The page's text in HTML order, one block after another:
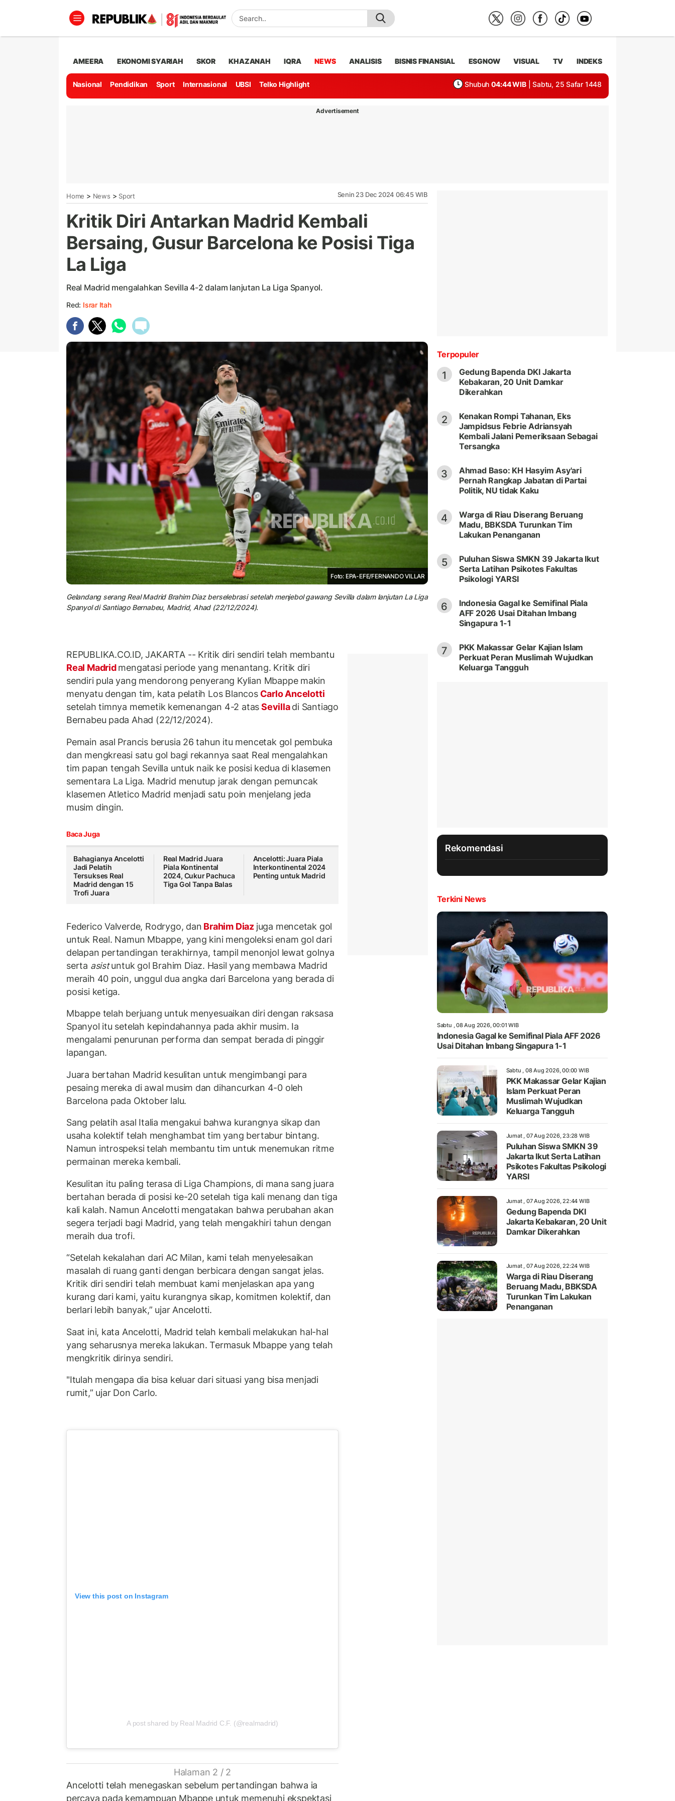
AMEERA EKONOMI SYARIAH SKOR KHAZANAH IQRA NEWS ANALISIS BISNIS FINANSIAL ESGNOW VISUAL TV INDEKS
Nasional Pendidikan Sport Internasional UBSI Telko Highlight Shubuh 04:44 WIB | Sabtu, 25 Safar 1448
Advertisement
Home > News > Sport Senin 23 Dec 2024 06:45 WIB
Kritik Diri Antarkan Madrid Kembali
Bersaing, Gusur Barcelona ke Posisi Tiga
La Liga
Real Madrid mengalahkan Sevilla 4-2 dalam lanjutan La Liga Spanyol.
Red: Israr Itah
Foto: EPA-EFE/FERNANDO VILLAR
Gelandang serang Real Madrid Brahim Diaz berselebrasi setelah menjebol gawang Sevilla dalam lanjutan La Liga
Spanyol di Santiago Bernabeu, Madrid, Ahad (22/12/2024).
REPUBLIKA.CO.ID, JAKARTA -- Kritik diri sendiri telah membantu
Real Madridmengatasi periode yang menantang. Kritik diri
sendiri pula yang mendorong penyerang Kylian Mbappe makin
menyatu dengan tim, kata pelatih Los BlancosCarlo Ancelotti
setelah timnya memetik kemenangan 4-2 atasSevilladi Santiago
Bernabeu pada Ahad (22/12/2024).
Pemain asal Prancis berusia 26 tahun itu mencetak gol pembuka
dan mengkreasi satu gol bagi rekannya saat Real mengalahkan
tim papan tengah Sevilla untuk naik ke posisi kedua di klasemen
sementara La Liga. Madrid menutup jarak dengan pemuncak
klasemen Atletico Madrid menjadi satu poin menjelang jeda
musim dingin.
Baca Juga
Bahagianya Ancelotti
Jadi Pelatih
Tersukses Real
Madrid dengan 15
Trofi Juara
Real Madrid Juara
Piala Kontinental
2024, Cukur Pachuca
Tiga Gol Tanpa Balas
Ancelotti: Juara Piala
Interkontinental 2024
Penting untuk Madrid
Federico Valverde, Rodrygo, dan Brahim Diaz juga mencetak gol
untuk Real. Namun Mbappe, yang kini mengoleksi enam gol dari
delapan pertandingan terakhirnya, tampil menonjol lewat golnya
serta asistuntuk gol Brahim Diaz. Hasil yang membawa Madrid
meraih 40 poin, unggul dua angka dari Barcelona yang berada di
posisi ketiga.
Mbappe telah berjuang untuk menyesuaikan diri dengan raksasa
Spanyol itu setelah kepindahannya pada akhir musim. Ia
mengalami penurunan performa dan sempat berada di pinggir
lapangan.
Juara bertahan Madrid kesulitan untuk mengimbangi para
pesaing mereka di awal musim dan dihancurkan 4-0 oleh
Barcelona pada Oktober lalu.
Sang pelatih asal Italia mengakui bahwa kurangnya sikap dan
usaha kolektif telah menghambat tim yang bertabur bintang.
Namun introspeksi telah membantu tim untuk menemukan ritme
permainan mereka kembali.
Kesulitan itu paling terasa di Liga Champions, di mana sang juara
bertahan berada di posisi ke-20 setelah tiga kali menang dan tiga
kali kalah. Namun Ancelotti mengatakan bahwa perubahan akan
segera terjadi bagi Madrid, yang telah mengakhiri tahun dengan
meraih dua trofi.
“Setelah kekalahan dari AC Milan, kami telah menyelesaikan
masalah di ruang ganti dengan berbicara dengan sangat jelas.
Kritik diri sendiri telah membuat kami menjelaskan apa yang
kurang dari kami, yaitu kurangnya sikap, komitmen kolektif, dan
berlari lebih banyak,” ujar Ancelotti.
Saat ini, kata Ancelotti, Madrid telah kembali melakukan hal-hal
yang seharusnya mereka lakukan. Termasuk Mbappe yang telah
mengkritik dirinya sendiri.
"Itulah mengapa dia bisa keluar dari situasi yang bisa menjadi
rumit,” ujar Don Carlo.
View this post on Instagram
A post shared by Real Madrid C.F. (@realmadrid)
Halaman 2 / 2
Ancelotti telah menegaskan sebelum pertandingan bahwa ia
percaya pada kemampuan Mbappe untuk memenuhi ekspektasi
Terpopuler
1
Gedung Bapenda DKI Jakarta
Kebakaran, 20 Unit Damkar
Dikerahkan
2
Kenakan Rompi Tahanan, Eks
Jampidsus Febrie Adriansyah
Kembali Jalani Pemeriksaan Sebagai
Tersangka
3
Ahmad Baso: KH Hasyim Asy'ari
Pernah Rangkap Jabatan di Partai
Politik, NU tidak Kaku
4
Warga di Riau Diserang Beruang
Madu, BBKSDA Turunkan Tim
Lakukan Penanganan
5
Puluhan Siswa SMKN 39 Jakarta Ikut
Serta Latihan Psikotes Fakultas
Psikologi YARSI
6
Indonesia Gagal ke Semifinal Piala
AFF 2026 Usai Ditahan Imbang
Singapura 1-1
7
PKK Makassar Gelar Kajian Islam
Perkuat Peran Muslimah Wujudkan
Keluarga Tangguh
Rekomendasi
Terkini News
Sabtu , 08 Aug 2026, 00:01 WIB
Indonesia Gagal ke Semifinal Piala AFF 2026
Usai Ditahan Imbang Singapura 1-1
Sabtu , 08 Aug 2026, 00:00 WIB
PKK Makassar Gelar Kajian
Islam Perkuat Peran
Muslimah Wujudkan
Keluarga Tangguh
Jumat , 07 Aug 2026, 23:28 WIB
Puluhan Siswa SMKN 39
Jakarta Ikut Serta Latihan
Psikotes Fakultas Psikologi
YARSI
Jumat , 07 Aug 2026, 22:44 WIB
Gedung Bapenda DKI
Jakarta Kebakaran, 20 Unit
Damkar Dikerahkan
Jumat , 07 Aug 2026, 22:24 WIB
Warga di Riau Diserang
Beruang Madu, BBKSDA
Turunkan Tim Lakukan
Penanganan